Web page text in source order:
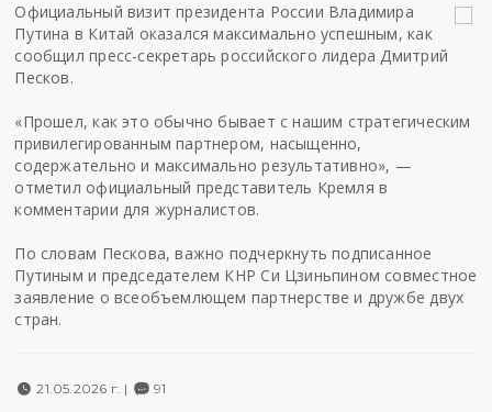
Официальный визит президента России Владимира
Путина в Китай оказался максимально успешным, как
сообщил пресс-секретарь российского лидера Дмитрий
Песков.
«Прошел, как это обычно бывает с нашим стратегическим
привилегированным партнером, насыщенно,
содержательно и максимально результативно», —
отметил официальный представитель Кремля в
комментарии для журналистов.
По словам Пескова, важно подчеркнуть подписанное
Путиным и председателем КНР Си Цзиньпином совместное
заявление о всеобъемлющем партнерстве и дружбе двух
стран.
21.05.2026 г. | 91